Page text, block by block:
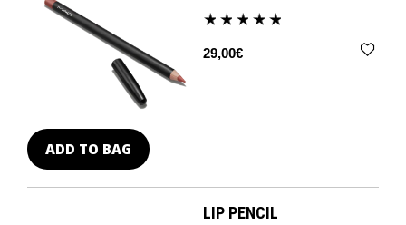
29,00€
ADD TO BAG
LIP PENCIL